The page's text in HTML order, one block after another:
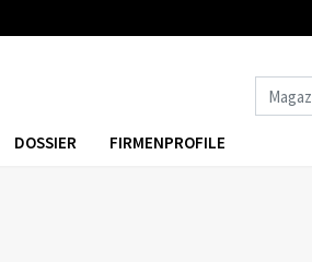
DOSSIER FIRMENPROFILE